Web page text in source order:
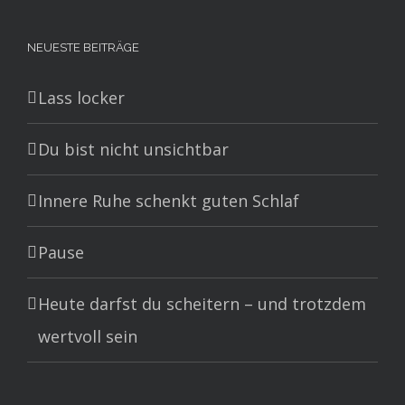
NEUESTE BEITRÄGE
Lass locker
Du bist nicht unsichtbar
Innere Ruhe schenkt guten Schlaf
Pause
Heute darfst du scheitern – und trotzdem
wertvoll sein